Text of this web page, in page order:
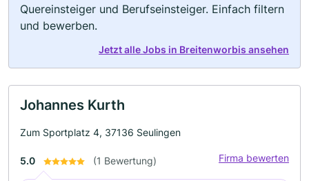
Quereinsteiger und Berufseinsteiger. Einfach filtern
und bewerben.
Jetzt alle Jobs in Breitenworbis ansehen
Johannes Kurth
Zum Sportplatz 4, 37136 Seulingen
5.0 (1 Bewertung) Firma bewerten